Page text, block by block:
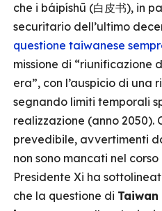
che i báipíshū (白皮书), in
securitario dell’ultimo
questione taiwanese
missione di “riunificazione
era”, con l’auspicio di
segnando limiti temporali
realizzazione (anno 2050).
prevedibile, avvertimenti
non sono mancati nel corso
Presidente Xi ha
che la questione di